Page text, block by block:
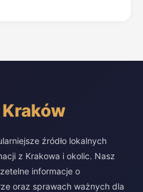
źródło lokalnych
z Krakowa i okolic. Nasz
informacje o
oraz sprawach ważnych dla